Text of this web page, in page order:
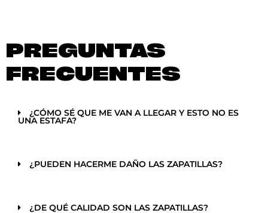
PREGUNTAS
FRECUENTES
¿CÓMO SÉ QUE ME VAN A LLEGAR Y ESTO NO ES
UNA ESTAFA?
¿PUEDEN HACERME DAÑO LAS ZAPATILLAS?
¿DE QUÉ CALIDAD SON LAS ZAPATILLAS?